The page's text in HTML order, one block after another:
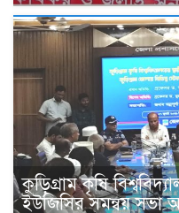
কুড়িগ্রাম কৃষি
ইউজিসির সমন্বয় সভা